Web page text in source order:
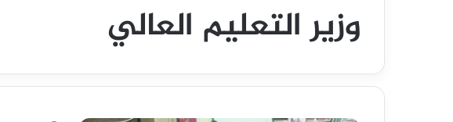
وزير التعليم العالي